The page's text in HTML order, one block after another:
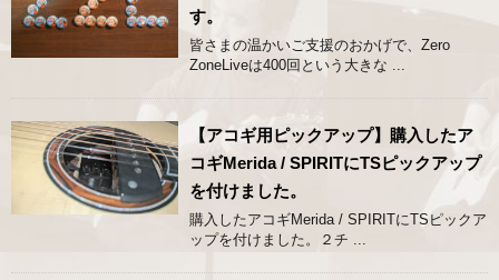
す。
皆さまの温かいご支援のおかげで、Zero
ZoneLiveは400回という大きな ...
【アコギ用ピックアップ】購入したア
コギMerida / SPIRITにTSピックアップ
を付けました。
購入したアコギMerida / SPIRITにTSピックア
ップを付けました。２チ ...